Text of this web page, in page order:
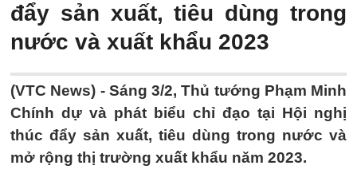
đẩy sản xuất, tiêu dùng trong
nước và xuất khẩu 2023
(VTC News) - Sáng 3/2, Thủ tướng Phạm Minh
Chính dự và phát biểu chỉ đạo tại Hội nghị
thúc đẩy sản xuất, tiêu dùng trong nước và
mở rộng thị trường xuất khẩu năm 2023.